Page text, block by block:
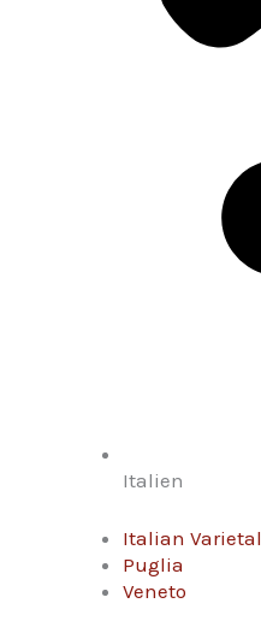
Italien
Italian Varietal
Puglia
Veneto